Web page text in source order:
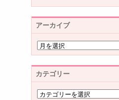
アーカイブ
カテゴリー